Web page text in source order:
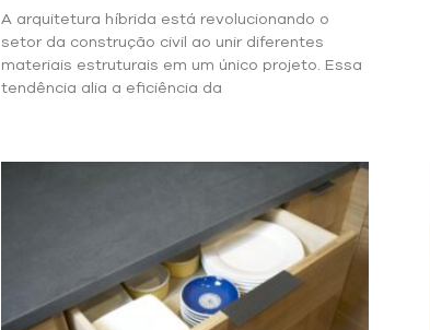
A arquitetura híbrida está revolucionando o
setor da construção civil ao unir diferentes
materiais estruturais em um único projeto. Essa
tendência alia a eficiência da